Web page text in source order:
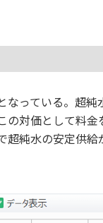
っている。超
対価として料
純水の安定供給